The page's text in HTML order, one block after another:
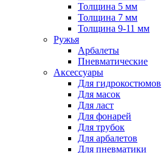
Толщина 5 мм
Толщина 7 мм
Толщина 9-11 мм
Ружья
Арбалеты
Пневматические
Аксессуары
Для гидрокостюмов
Для масок
Для ласт
Для фонарей
Для трубок
Для арбалетов
Для пневматики